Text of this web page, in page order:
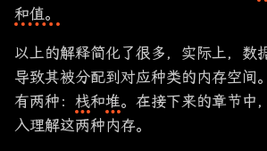
和值。
以上的解释简化了很多，实际上，数
导致其被分配到对应种类的内存空间
有两种： 栈和堆。在接下来的章节中
入理解这两种内存。